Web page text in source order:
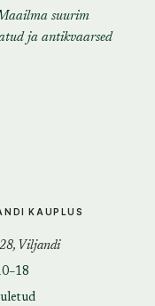
suurim
ja antikvaarsed
KAUPLUS
Viljandi